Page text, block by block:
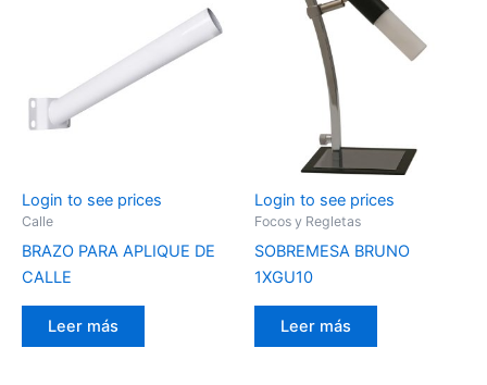
Login to see prices
Calle
BRAZO PARA APLIQUE DE
CALLE
Leer más
Login to see prices
Focos y Regletas
SOBREMESA BRUNO
1XGU10
Leer más